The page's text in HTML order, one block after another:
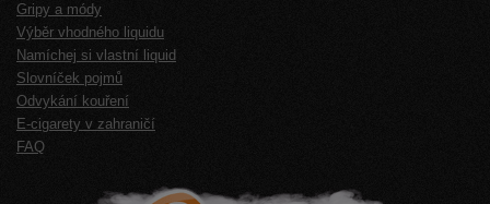
Gripy a módy
Výběr vhodného liquidu
Namíchej si vlastní liquid
Slovníček pojmů
Odvykání kouření
E-cigarety v zahraničí
FAQ